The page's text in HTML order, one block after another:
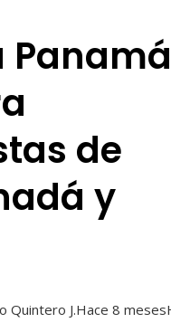
de
y
Quintero J.Hace 8 meses